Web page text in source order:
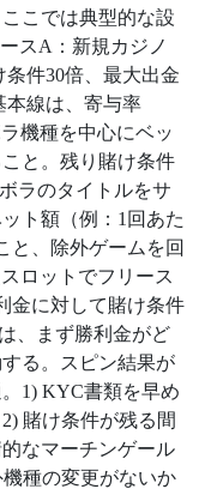
こでは典型的な設
スA：新規カジノ
件30倍、最大出金
本線は、寄与率
機種を中心にベッ
と。残り賭け条件
ラのタイトルをサ
ト額（例：1回あた
と、除外ゲームを回
ロットでフリース
金に対して賭け条件
、まず勝利金がど
る。スピン結果が
1) KYC書類を早め
賭け条件が残る間
なマーチンゲール
種の変更がないか